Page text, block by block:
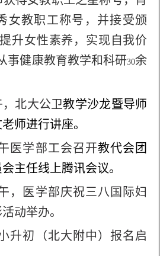
女教职工称号，并接受颁
升女性素养，实现自我价
事健康教育教学和科研30余
北大公卫教学沙龙暨导师
师进行讲座。
医学部工会召开教代会团
主任线上腾讯会议。
，医学部庆祝三八国际妇
动举办。
升初（北大附中）报名启